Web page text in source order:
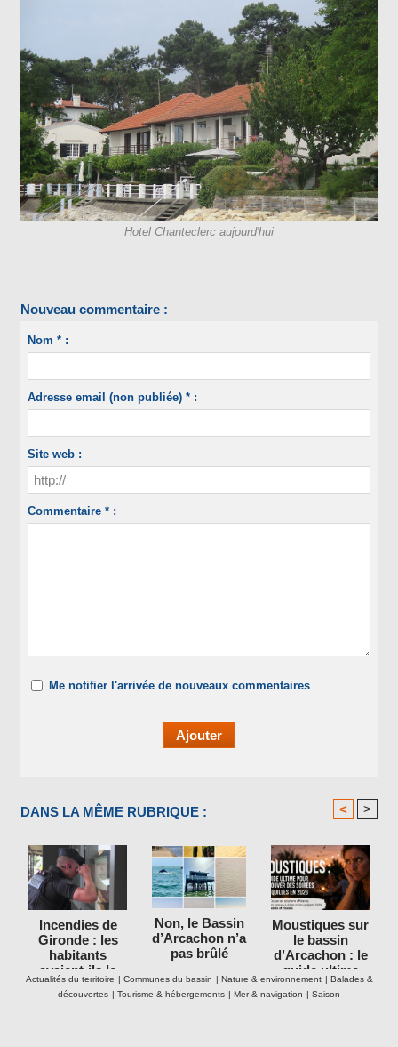
Hotel Chanteclerc aujourd'hui
Nouveau commentaire :
Nom * :
Adresse email (non publiée) * :
Site web :
Commentaire * :
Me notifier l'arrivée de nouveaux commentaires
DANS LA MÊME RUBRIQUE : < >
Incendies de
Gironde : les
habitants
avaient-ils le
droit de rester
dans leurs
Non, le Bassin
d’Arcachon n’a
pas brûlé
Moustiques sur
le bassin
d’Arcachon : le
guide ultime
pour retrouver
des soirées
Actualités du territoire | Communes du bassin | Nature & environnement | Balades &
découvertes | Tourisme & hébergements | Mer & navigation | Saison